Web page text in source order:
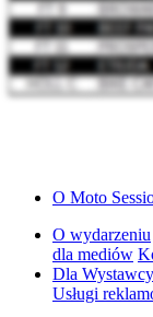
O Moto
O wydarzeniu
dla mediów
Dla Wystawcy
Usługi